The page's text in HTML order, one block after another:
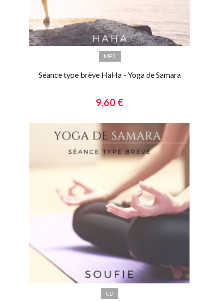
MP3
Séance type brève HaHa - Yoga de Samara
9,60 €
CD